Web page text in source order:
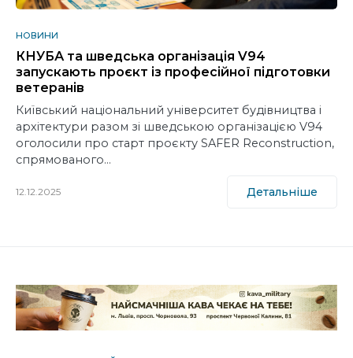
НОВИНИ
КНУБА та шведська організація V94
запускають проєкт із професійної підготовки
ветеранів
Київський національний університет будівництва і
архітектури разом зі шведською організацією V94
оголосили про старт проєкту SAFER Reconstruction,
спрямованого…
12.12.2025 Детальніше